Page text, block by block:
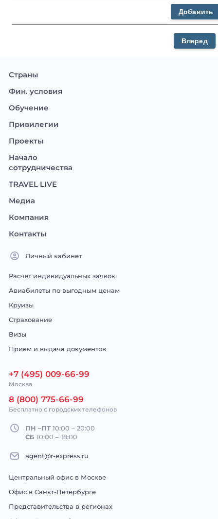
Страны
Фин. условия
Обучение
Привилегии
Проекты
Начало
сотрудничества
TRAVEL LIVE
Медиа
Компания
Контакты
Личный кабинет
Расчет индивидуальных заявок
Авиабилеты по выгодным ценам
Круизы
Страхование
Визы
Прием и выдача документов
+7 (495) 009-66-99
Москва
8 (800) 775-66-99
Бесплатно с городских телефонов
ПН –ПТ 10:00 – 20:00
СБ 10:00 – 18:00
agent@r-express.ru
Центральный офис в Москве
Офис в Санкт-Петербурге
Представительства в регионах